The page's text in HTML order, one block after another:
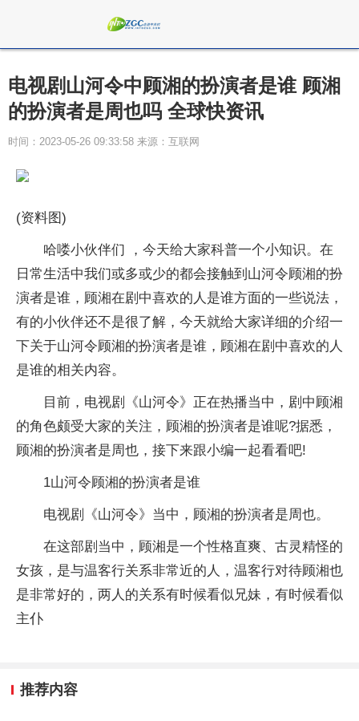
电视剧山河令中顾湘的扮演者是谁 顾湘
的扮演者是周也吗 全球快资讯
时间：2023-05-26 09:33:58 来源：互联网
(资料图)
哈喽小伙伴们 ，今天给大家科普一个小知识。在
日常生活中我们或多或少的都会接触到山河令顾湘的扮
演者是谁，顾湘在剧中喜欢的人是谁方面的一些说法，
有的小伙伴还不是很了解，今天就给大家详细的介绍一
下关于山河令顾湘的扮演者是谁，顾湘在剧中喜欢的人
是谁的相关内容。
目前，电视剧《山河令》正在热播当中，剧中顾湘
的角色颇受大家的关注，顾湘的扮演者是谁呢?据悉，
顾湘的扮演者是周也，接下来跟小编一起看看吧!
1山河令顾湘的扮演者是谁
电视剧《山河令》当中，顾湘的扮演者是周也。
在这部剧当中，顾湘是一个性格直爽、古灵精怪的
女孩，是与温客行关系非常近的人，温客行对待顾湘也
是非常好的，两人的关系有时候看似兄妹，有时候看似
主仆
推荐内容